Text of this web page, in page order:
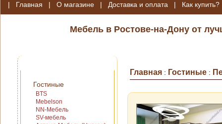
| Главная | О магазине | Доставка и оплата | Как купить?
Мебель в Ростове-на-Дону от
Гостиные
BTS
Mebelson
NN-Мебель
SV-мебель
Главная : Гостиные :